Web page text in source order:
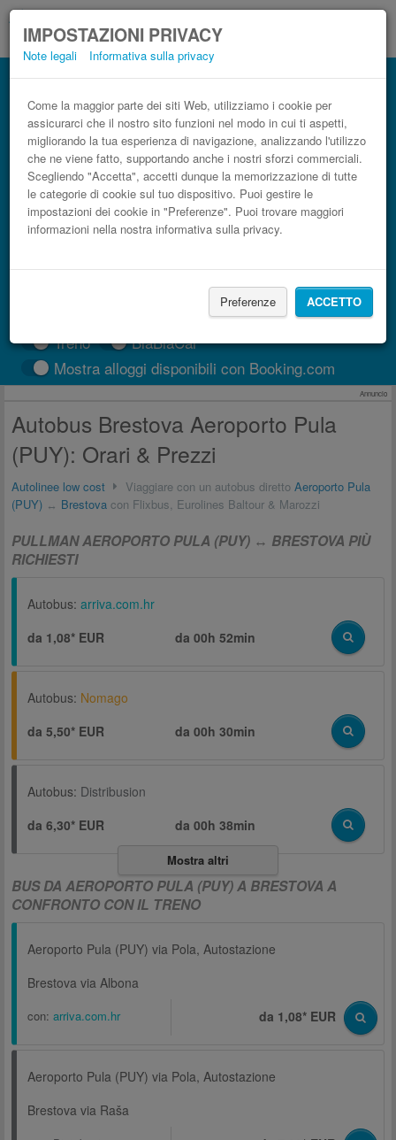
IMPOSTAZIONI PRIVACY
Note legali Informativa sulla privacy
Come la maggior parte dei siti Web, utilizziamo i cookie per
assicurarci che il nostro sito funzioni nel modo in cui ti aspetti,
migliorando la tua esperienza di navigazione, analizzando l'utilizzo
che ne viene fatto, supportando anche i nostri sforzi commerciali.
Scegliendo "Accetta", accetti dunque la memorizzazione di tutte
le categorie di cookie sul tuo dispositivo. Puoi gestire le
impostazioni dei cookie in "Preferenze". Puoi trovare maggiori
informazioni nella nostra informativa sulla privacy.
Preferenze ACCETTO
Autobus Aeroporto Pula (PUY) Brestova
low cost
Prenota il biglietto del pullman più economico
CERCA LE CORSE
Treno
BlaBlaCar
Mostra alloggi disponibili con Booking.com
Annuncio
Autobus Brestova Aeroporto Pula
(PUY): Orari & Prezzi
Autolinee low cost Viaggiare con un autobus diretto Aeroporto Pula
(PUY) ↔ Brestova con Flixbus, Eurolines Baltour & Marozzi
PULLMAN AEROPORTO PULA (PUY) ↔ BRESTOVA PIÙ
RICHIESTI
Autobus: arriva.com.hr
da 1,08* EUR
da00h 52min
Autobus: Nomago
da 5,50* EUR
da00h 30min
Autobus: Distribusion
da 6,30* EUR
da00h 38min
Mostra altri
BUS DA AEROPORTO PULA (PUY) A BRESTOVA A
CONFRONTO CON IL TRENO
Aeroporto Pula (PUY) via Pola, Autostazione
Brestova via Albona
con: arriva.com.hr da 1,08* EUR
Aeroporto Pula (PUY) via Pola, Autostazione
Brestova via Raša